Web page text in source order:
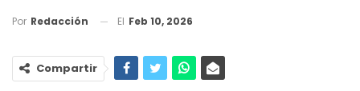
Por Redacción El Feb 10, 2026
Compartir